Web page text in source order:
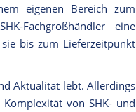
eigenen Bereich zum
Fachgroßhändler eine
bis zum Lieferzeitpunkt
Aktualität lebt. Allerdings
von SHK- und